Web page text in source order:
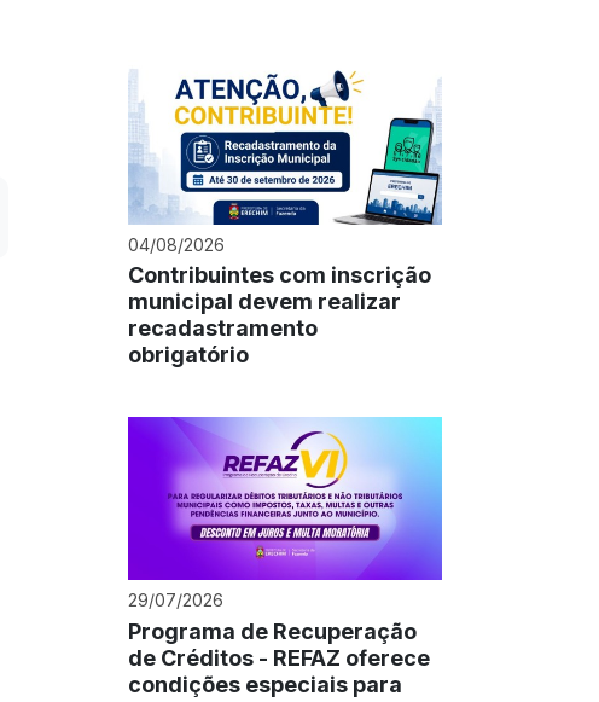
04/08/2026
Contribuintes com inscrição
municipal devem realizar
recadastramento
obrigatório
29/07/2026
Programa de Recuperação
de Créditos - REFAZ oferece
condições especiais para